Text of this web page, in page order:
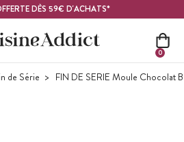
DÈS 59€ D'ACHATS*
0
de Série FIN DE SERIE Moule Chocolat